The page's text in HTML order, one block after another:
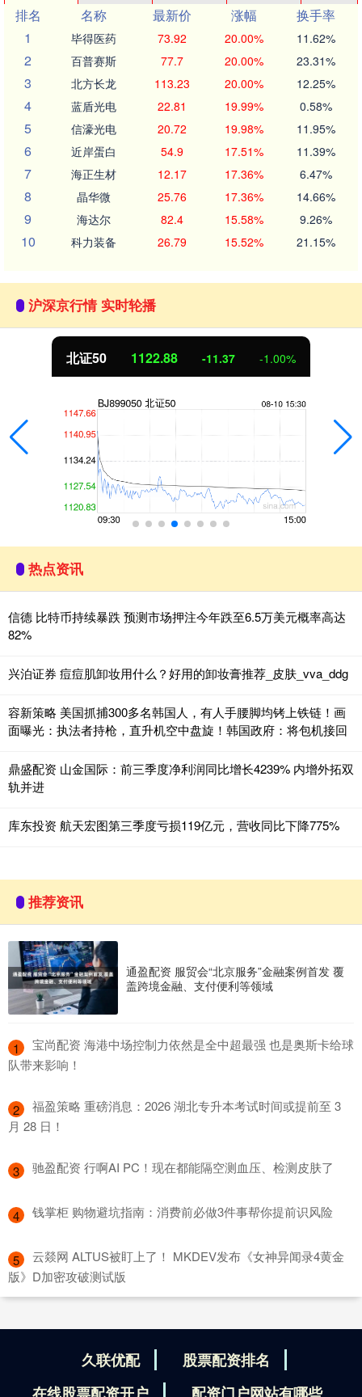
排名
名称 最新价 涨幅
换手率
1
毕得医药 73.92 20.00% 11.62%
2 百普赛斯 77.7 20.00% 23.31%
3 北方长龙 113.23 20.00% 12.25%
4 蓝盾光电 22.81 19.99% 0.58%
5 信濠光电 20.72 19.98% 11.95%
6 近岸蛋白 54.9 17.51% 11.39%
7 海正生材 12.17 17.36% 6.47%
8 晶华微 25.76 17.36% 14.66%
9 海达尔 82.4 15.58% 9.26%
10 科力装备 26.79 15.52% 21.15%
沪深京行情 实时轮播
北证50 1122.88 -11.37 -1.00%
热点资讯
信德 比特币持续暴跌 预测市场押注今年跌至6.5万美元概率高达
82%
兴泊证券 痘痘肌卸妆用什么？好用的卸妆膏推荐_皮肤_vva_ddg
容新策略 美国抓捕300多名韩国人，有人手腰脚均铐上铁链！画
面曝光：执法者持枪，直升机空中盘旋！韩国政府：将包机接回
鼎盛配资 山金国际：前三季度净利润同比增长4239% 内增外拓双
轨并进
库东投资 航天宏图第三季度亏损119亿元，营收同比下降775%
推荐资讯
通盈配资 服贸会“北京服务”金融案例首发 覆
盖跨境金融、支付便利等领域
1
​宝尚配资 海港中场控制力依然是全中超最强 也是奥斯卡给球
队带来影响！
2
​福盈策略 重磅消息：2026 湖北专升本考试时间或提前至 3
月 28 日！
3 ​驰盈配资 行啊AI PC！现在都能隔空测血压、检测皮肤了
4 ​钱掌柜 购物避坑指南：消费前必做3件事帮你提前识风险
5
​云燚网 ALTUS被盯上了！ MKDEV发布《女神异闻录4黄金
版》D加密攻破测试版
久联优配
股票配资排名